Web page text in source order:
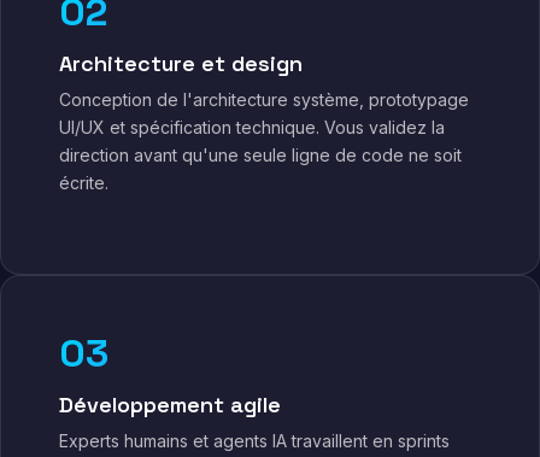
02
Architecture et design
Conception de l'architecture système, prototypage
UI/UX et spécification technique. Vous validez la
direction avant qu'une seule ligne de code ne soit
écrite.
03
Développement agile
Experts humains et agents IA travaillent en sprints